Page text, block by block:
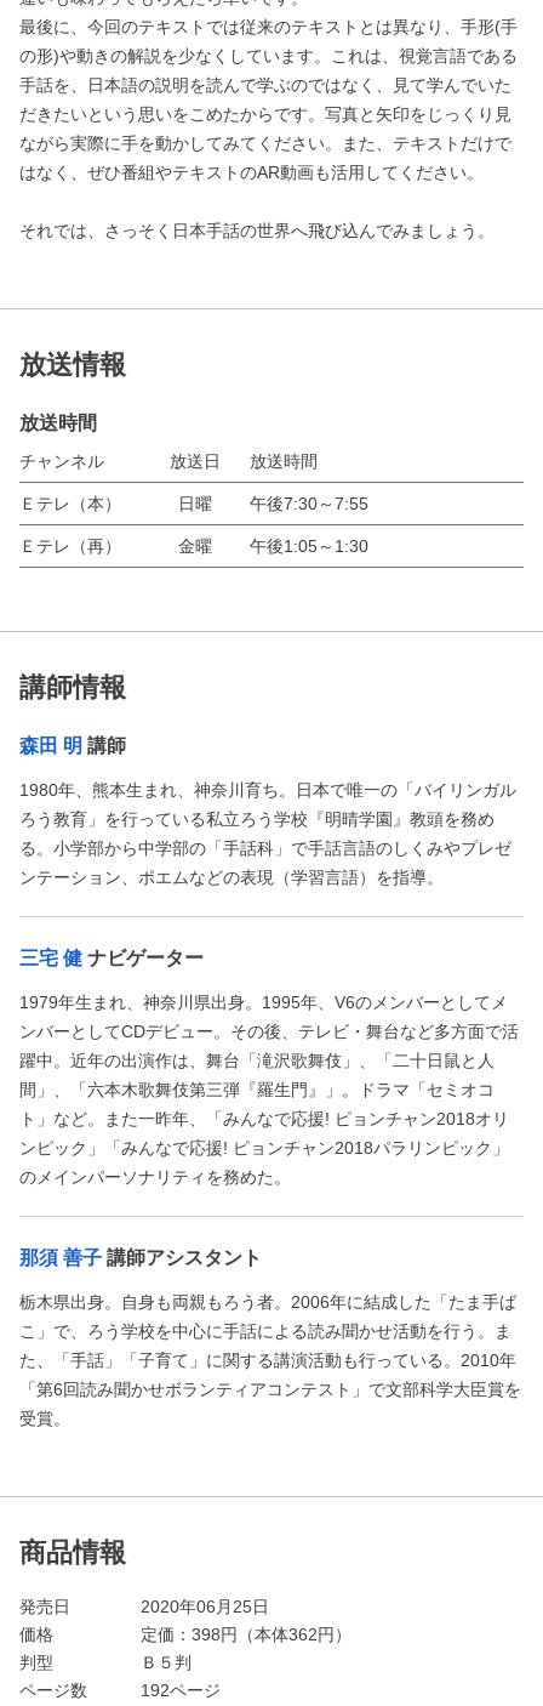
最後に、今回のテキストでは従来のテキストとは異なり、手形(手
の形)や動きの解説を少なくしています。これは、視覚言語である
手話を、日本語の説明を読んで学ぶのではなく、見て学んでいた
だきたいという思いをこめたからです。写真と矢印をじっくり見
ながら実際に手を動かしてみてください。また、テキストだけで
はなく、ぜひ番組やテキストのAR動画も活用してください。
それでは、さっそく日本手話の世界へ飛び込んでみましょう。
放送情報
放送時間
チャンネル 放送日 放送時間
Ｅテレ（本） 日曜 午後7:30～7:55
Ｅテレ（再） 金曜 午後1:05～1:30
講師情報
森田 明 講師
1980年、熊本生まれ、神奈川育ち。日本で唯一の「バイリンガル
ろう教育」を行っている私立ろう学校『明晴学園』教頭を務め
る。小学部から中学部の「手話科」で手話言語のしくみやプレゼ
ンテーション、ポエムなどの表現（学習言語）を指導。
三宅 健 ナビゲーター
1979年生まれ、神奈川県出身。1995年、V6のメンバーとしてメ
ンバーとしてCDデビュー。その後、テレビ・舞台など多方面で活
躍中。近年の出演作は、舞台「滝沢歌舞伎」、「二十日鼠と人
間」、「六本木歌舞伎第三弾『羅生門』」。ドラマ「セミオコ
ト」など。また一昨年、「みんなで応援! ピョンチャン2018オリ
ンピック」「みんなで応援! ピョンチャン2018パラリンピック」
のメインパーソナリティを務めた。
那須 善子 講師アシスタント
栃木県出身。自身も両親もろう者。2006年に結成した「たま手ば
こ」で、ろう学校を中心に手話による読み聞かせ活動を行う。ま
た、「手話」「子育て」に関する講演活動も行っている。2010年
「第6回読み聞かせボランティアコンテスト」で文部科学大臣賞を
受賞。
商品情報
発売日
2020年06月25日
価格
定価： 398円（本体362円）
判型
Ｂ５判
ページ数
192ページ